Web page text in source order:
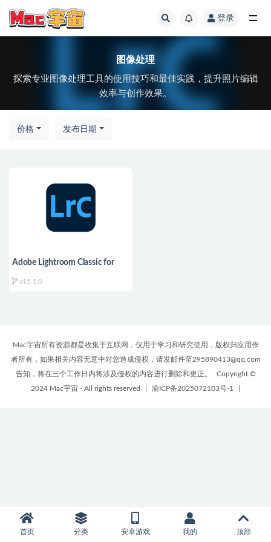
登录
图像处理
探索专业图像处理工具的使用技巧和最佳实践，提升照片编辑
效率与创作效果。
价格 发布日期
Adobe Lightroom Classic for
理软件
v15.1.0
Mac宇宙所有资源都是收集于互联网，仅用于学习和研究使用，版权归应用作
者所有，如果相关内容无意中对您造成侵权，请发邮件至295890413@qq.com
告知，将在三个工作日内将涉及侵权的内容进行删除和更正。
Copyright ©
2024 Mac宇宙 - All rights reserved
渝ICP备2025072103号-1
首页 分类 安卓游戏 我的 顶部